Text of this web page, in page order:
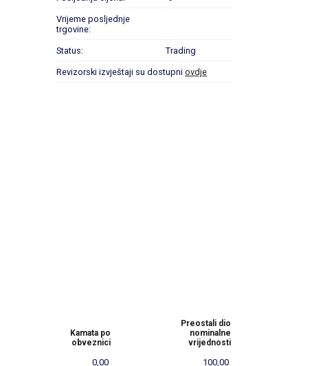
Vrijeme posljednje
trgovine:
Status: Trading
Revizorski izvještaji su dostupni ovdje
Kamata po
obveznici
Preostali dio
nominalne
vrijednosti
0,00 100,00